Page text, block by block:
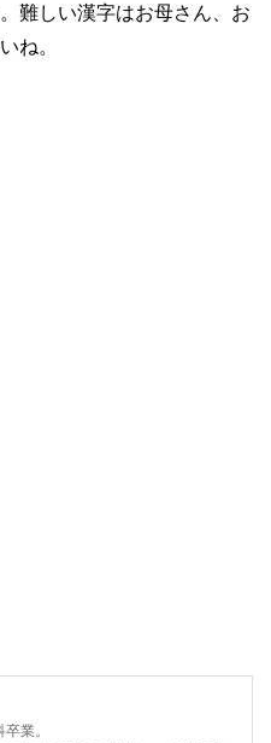
難しい漢字はお母さん、お
ね。
業。